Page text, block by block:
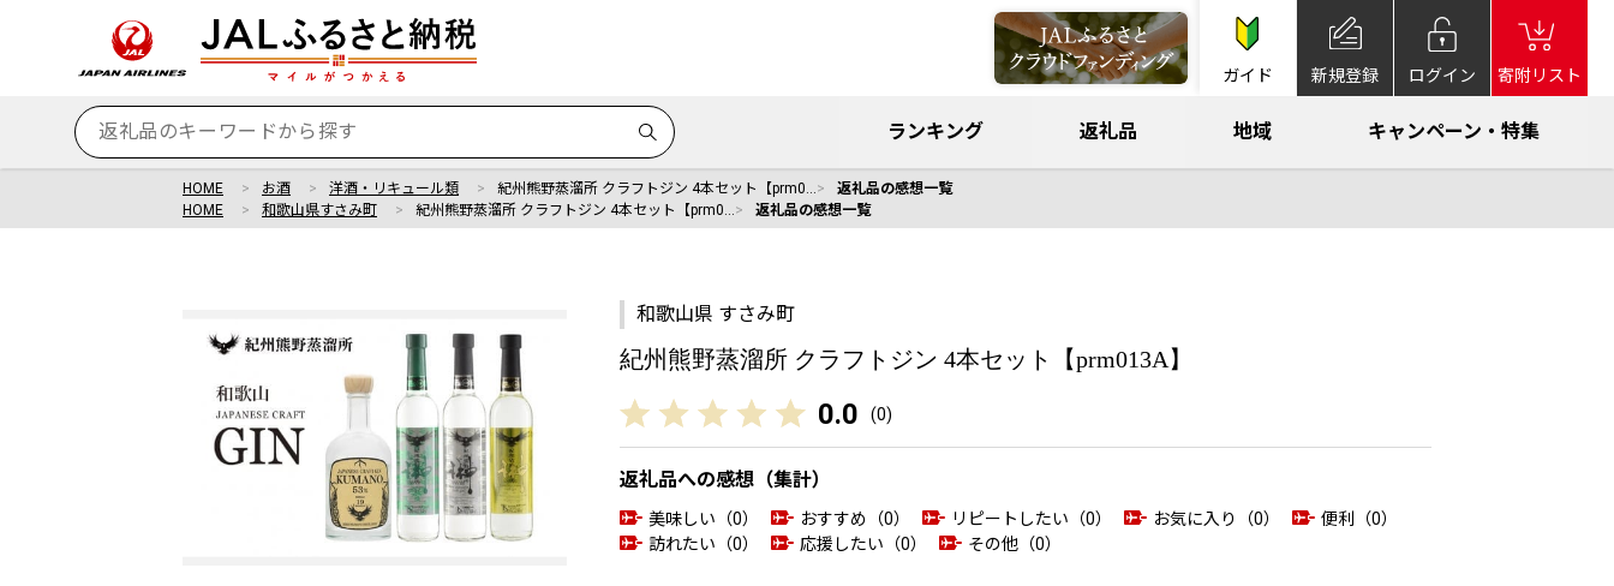
ガイド 新規登録 ログイン 寄附リスト
ランキング 返礼品 地域 キャンペーン・特集
HOME お酒 洋酒・リキュール類 紀州熊野蒸溜所 クラフトジン 4本セット【prm0…
返礼品の感想一覧
HOME
和歌山県すさみ町 紀州熊野蒸溜所 クラフトジン 4本セット【prm0… 返礼品の感想一覧
和歌山県 すさみ町
紀州熊野蒸溜所 クラフトジン 4本セット【prm013A】
0.0 (0)
返礼品への感想（集計）
美味しい（0） おすすめ（0） リピートしたい（0） お気に入り（0）
便利（0）
訪れたい（0）
応援したい（0） その他（0）